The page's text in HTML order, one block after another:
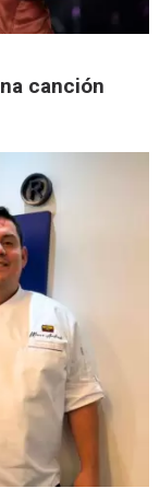
canción